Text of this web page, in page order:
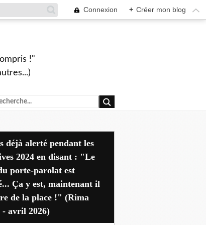
Connexion + Créer mon blog
!"
2024 en disant : "Le
porte-parolat est
Ça y est, maintenant il
de la place !" (Rima
- avril 2026)